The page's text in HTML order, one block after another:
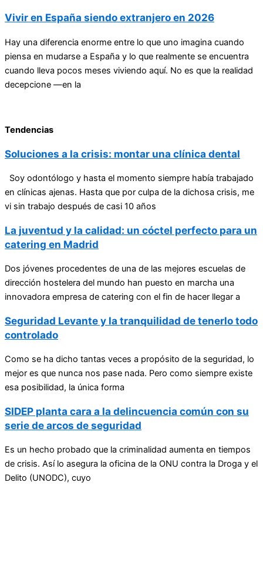
Vivir en España siendo extranjero en 2026
Hay una diferencia enorme entre lo que uno imagina cuando
piensa en mudarse a España y lo que realmente se encuentra
cuando lleva pocos meses viviendo aquí. No es que la realidad
decepcione —en la
Tendencias
Soluciones a la crisis: montar una clínica dental
Soy odontólogo y hasta el momento siempre había trabajado
en clínicas ajenas. Hasta que por culpa de la dichosa crisis, me
vi sin trabajo después de casi 10 años
La juventud y la calidad: un cóctel perfecto para un
catering en Madrid
Dos jóvenes procedentes de una de las mejores escuelas de
dirección hostelera del mundo han puesto en marcha una
innovadora empresa de catering con el fin de hacer llegar a
Seguridad Levante y la tranquilidad de tenerlo todo
controlado
Como se ha dicho tantas veces a propósito de la seguridad, lo
mejor es que nunca nos pase nada. Pero como siempre existe
esa posibilidad, la única forma
SIDEP planta cara a la delincuencia común con su
serie de arcos de seguridad
Es un hecho probado que la criminalidad aumenta en tiempos
de crisis. Así lo asegura la oficina de la ONU contra la Droga y el
Delito (UNODC), cuyo